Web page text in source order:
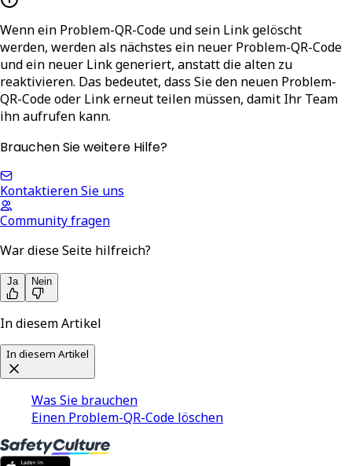
Wenn ein Problem-QR-Code und sein Link gelöscht
werden, werden als nächstes ein neuer Problem-QR-Code
und ein neuer Link generiert, anstatt die alten zu
reaktivieren. Das bedeutet, dass Sie den neuen Problem-
QR-Code oder Link erneut teilen müssen, damit Ihr Team
ihn aufrufen kann.
Brauchen Sie weitere Hilfe?
Kontaktieren Sie uns
Community fragen
War diese Seite hilfreich?
Ja Nein
In diesem Artikel
In diesem Artikel
Was Sie brauchen
Einen Problem-QR-Code löschen